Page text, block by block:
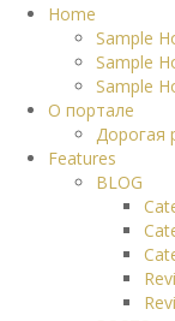
Home
Sample
Sample
Sample
О портале
Дорогая
Features
BLOG